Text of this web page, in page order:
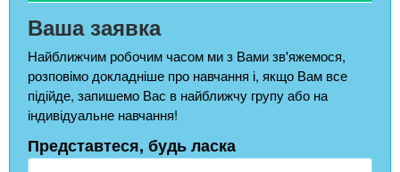
Ваша заявка
Найближчим робочим часом ми з Вами зв'яжемося,
розповімо докладніше про навчання і, якщо Вам все
підійде, запишемо Вас в найближчу групу або на
індивідуальне навчання!
Представтеся, будь ласка